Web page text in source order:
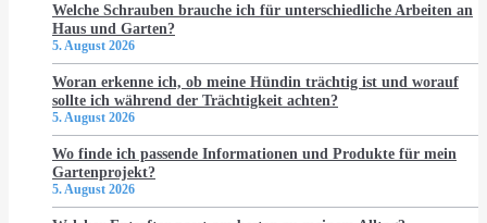
Welche Schrauben brauche ich für unterschiedliche Arbeiten an
Haus und Garten?
5. August 2026
Woran erkenne ich, ob meine Hündin trächtig ist und worauf
sollte ich während der Trächtigkeit achten?
5. August 2026
Wo finde ich passende Informationen und Produkte für mein
Gartenprojekt?
5. August 2026